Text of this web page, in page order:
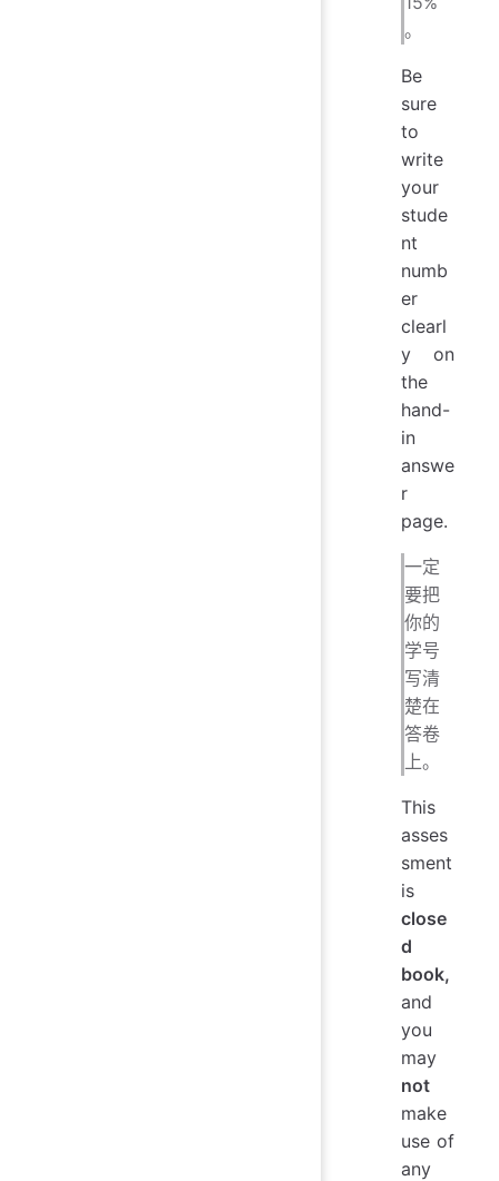
。
Be
sure
to
write
your
stude
nt
numb
er
clearl
y on
the
hand-
in
answe
r
page.
一定
要把
你的
学号
写清
楚在
答卷
上。
This
asses
sment
is
close
d
book,
and
you
may
not
make
use of
any